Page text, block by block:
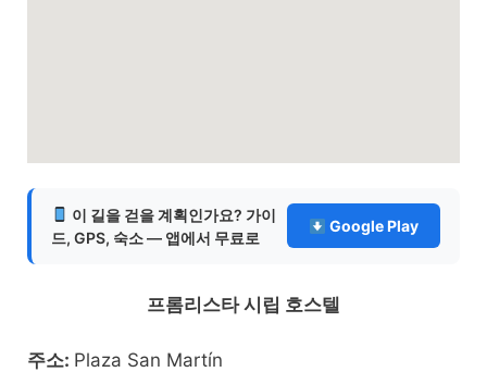
이 길을 걷을 계획인가요? 가이
드, GPS, 숙소 — 앱에서 무료로
Google Play
프롬리스타 시립 호스텔
주소: Plaza San Martín